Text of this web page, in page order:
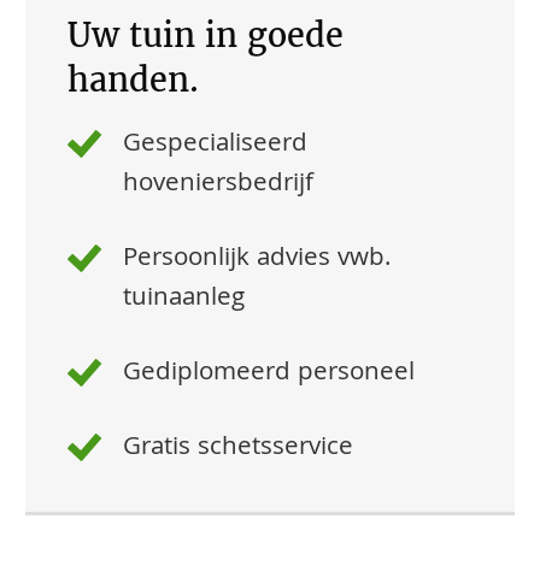
Uw tuin in goede
handen.
Gespecialiseerd
hoveniersbedrijf
Persoonlijk advies vwb.
tuinaanleg
Gediplomeerd personeel
Gratis schetsservice